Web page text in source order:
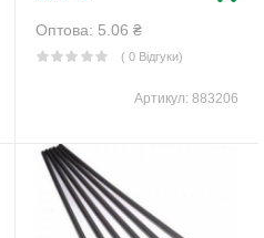
Оптова: 5.06 ₴
( 0 Відгуки)
Артикул: 883206